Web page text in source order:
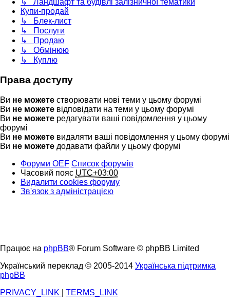
↳ Ландшафт та будівлі залізничної тематики
Купи-продай
↳ Блек-лист
↳ Послуги
↳ Продаю
↳ Обмінюю
↳ Куплю
Права доступу
Ви не можете створювати нові теми у цьому форумі
Ви не можете відповідати на теми у цьому форумі
Ви не можете редагувати ваші повідомлення у цьому
форумі
Ви не можете видаляти ваші повідомлення у цьому форумі
Ви не можете додавати файли у цьому форумі
Форуми OEF Список форумів
Часовий пояс UTC+03:00
Видалити cookies форуму
Зв'язок з адміністрацією
Працює на phpBB® Forum Software © phpBB Limited
Український переклад © 2005-2014 Українська підтримка
phpBB
PRIVACY_LINK
TERMS_LINK